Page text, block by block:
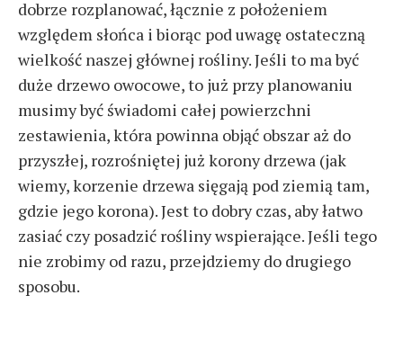
dobrze rozplanować, łącznie z położeniem
względem słońca i biorąc pod uwagę ostateczną
wielkość naszej głównej rośliny. Jeśli to ma być
duże drzewo owocowe, to już przy planowaniu
musimy być świadomi całej powierzchni
zestawienia, która powinna objąć obszar aż do
przyszłej, rozrośniętej już korony drzewa (jak
wiemy, korzenie drzewa sięgają pod ziemią tam,
gdzie jego korona). Jest to dobry czas, aby łatwo
zasiać czy posadzić rośliny wspierające. Jeśli tego
nie zrobimy od razu, przejdziemy do drugiego
sposobu.